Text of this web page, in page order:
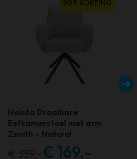
Haluta Draaibare
Eetkamerstoel met arm
Zenith – Naturel
Oorspronkelijke
€ 169,-
50% KORTING